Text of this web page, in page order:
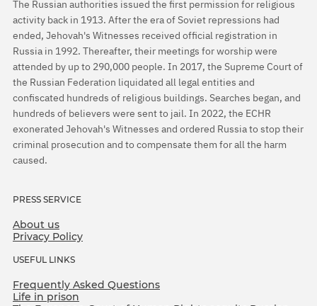
The Russian authorities issued the first permission for religious
activity back in 1913. After the era of Soviet repressions had
ended, Jehovah's Witnesses received official registration in
Russia in 1992. Thereafter, their meetings for worship were
attended by up to 290,000 people. In 2017, the Supreme Court of
the Russian Federation liquidated all legal entities and
confiscated hundreds of religious buildings. Searches began, and
hundreds of believers were sent to jail. In 2022, the ECHR
exonerated Jehovah's Witnesses and ordered Russia to stop their
criminal prosecution and to compensate them for all the harm
caused.
PRESS SERVICE
About us
Privacy Policy
USEFUL LINKS
Frequently Asked Questions
Life in prison